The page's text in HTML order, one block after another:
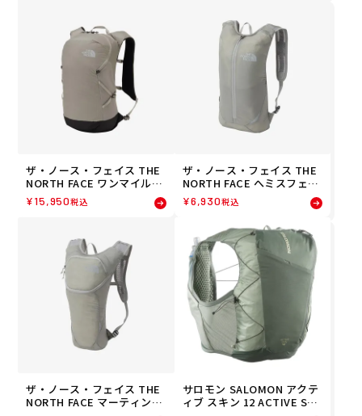
ザ・ノース・フェイス THE
NORTH FACE ワンマイル16
ランニング トレイル トレラ
ン バックパック NM62461-
¥15,950税込
ザ・ノース・フェイス THE
NORTH FACE へミスフェア
ランニング トレイル トレラ
ン バックパック NM62416-
¥6,930税込
ザ・ノース・フェイス THE
NORTH FACE マーティンウ
サロモン SALOMON アクテ
ィブ スキン 12 ACTIVE SKI